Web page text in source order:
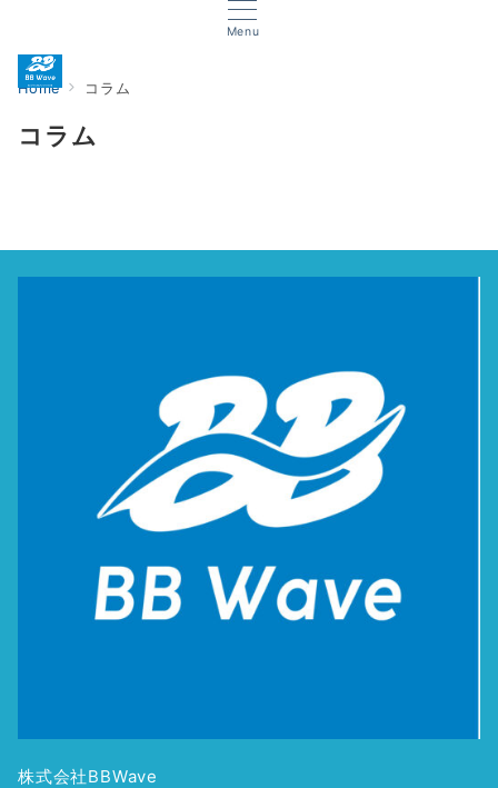
Menu
Home コラム
コラム
株式会社BBWave